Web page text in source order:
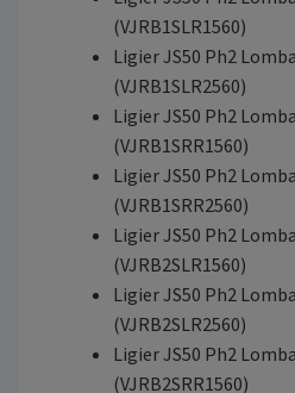
(VJRB1SLR1560)
Ligier JS50 Ph2
(VJRB1SLR2560)
Ligier JS50 Ph2
(VJRB1SRR1560)
Ligier JS50 Ph2
(VJRB1SRR2560)
Ligier JS50 Ph2
(VJRB2SLR1560)
Ligier JS50 Ph2
(VJRB2SLR2560)
Ligier JS50 Ph2
(VJRB2SRR1560)